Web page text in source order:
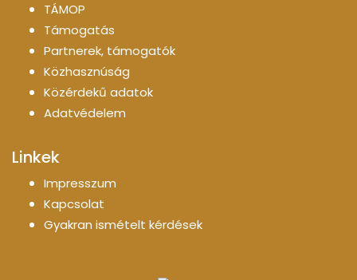
TÁMOP
Támogatás
Partnerek, támogatók
Közhasznúság
Közérdekű adatok
Adatvédelem
Linkek
Impresszum
Kapcsolat
Gyakran ismételt kérdések